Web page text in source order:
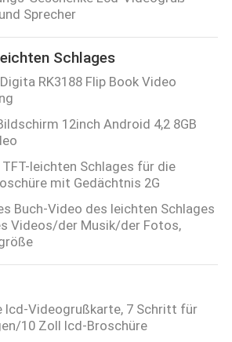
Sprecher
Schlages
RK3188 Flip Book Video
12inch Android 4,2 8GB
leichten Schlages für die
mit Gedächtnis 2G
Buch-Video des leichten Schlages
Videos/der Musik/der Fotos,
lcd-Videogrußkarte, 7 Schritt für
10 Zoll lcd-Broschüre